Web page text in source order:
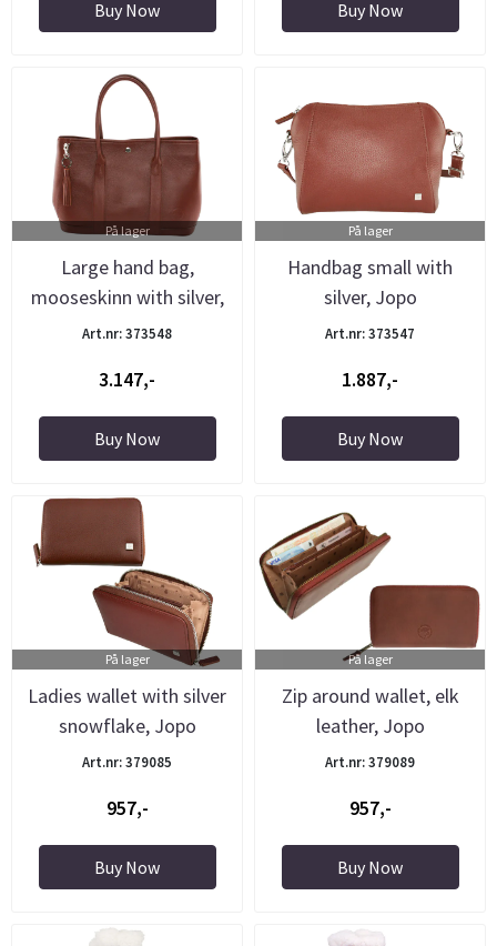
Buy Now Buy Now
På lager
Large hand bag,
mooseskinn with silver,
Jopo
Art.nr: 373548
3.147,-
Buy Now
På lager
Handbag small with
silver, Jopo
Art.nr: 373547
1.887,-
Buy Now
På lager
Ladies wallet with silver
snowflake, Jopo
Art.nr: 379085
957,-
Buy Now
På lager
Zip around wallet, elk
leather, Jopo
Art.nr: 379089
957,-
Buy Now